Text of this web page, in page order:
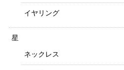
イヤリング
星
ネックレス